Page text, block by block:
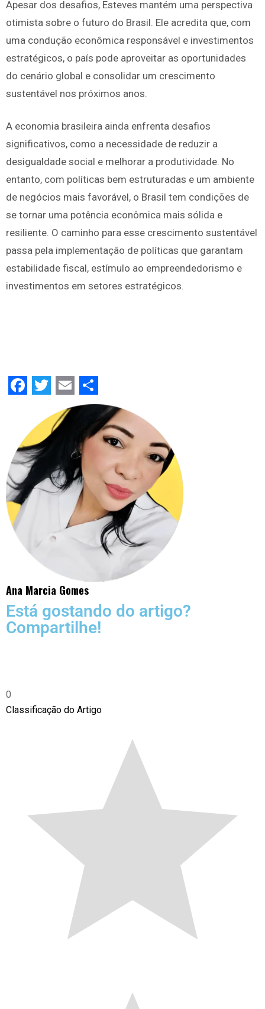
Apesar dos desafios, Esteves mantém uma perspectiva
otimista sobre o futuro do Brasil. Ele acredita que, com
uma condução econômica responsável e investimentos
estratégicos, o país pode aproveitar as oportunidades
do cenário global e consolidar um crescimento
sustentável nos próximos anos.
A economia brasileira ainda enfrenta desafios
significativos, como a necessidade de reduzir a
desigualdade social e melhorar a produtividade. No
entanto, com políticas bem estruturadas e um ambiente
de negócios mais favorável, o Brasil tem condições de
se tornar uma potência econômica mais sólida e
resiliente. O caminho para esse crescimento sustentável
passa pela implementação de políticas que garantam
estabilidade fiscal, estímulo ao empreendedorismo e
investimentos em setores estratégicos.
Facebook
Twitter
Email
Share
Ana Marcia Gomes
Está gostando do artigo?
Compartilhe!
0
Classificação do Artigo